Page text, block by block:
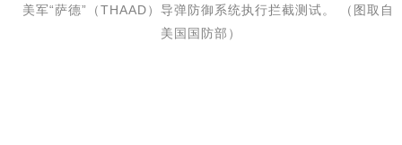
美军“萨德”（THAAD）导弹防御系统执行拦截测试。 （图取自
美国国防部）